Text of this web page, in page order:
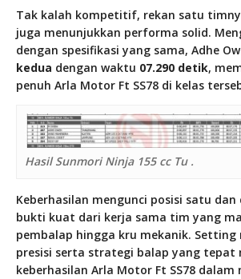
Tak kalah kompetitif, rekan satu
juga menunjukkan performa solid.
dengan spesifikasi yang sama, Adhe
kedua dengan waktu 07.290 detik,
penuh Arla Motor Ft SS78 di kelas
Hasil Sunmori Ninja 155 cc Tu .
Keberhasilan mengunci posisi satu
bukti kuat dari kerja sama tim yang
pembalap hingga kru mekanik.
presisi serta strategi balap yang tepat
keberhasilan Arla Motor Ft SS78 dalam